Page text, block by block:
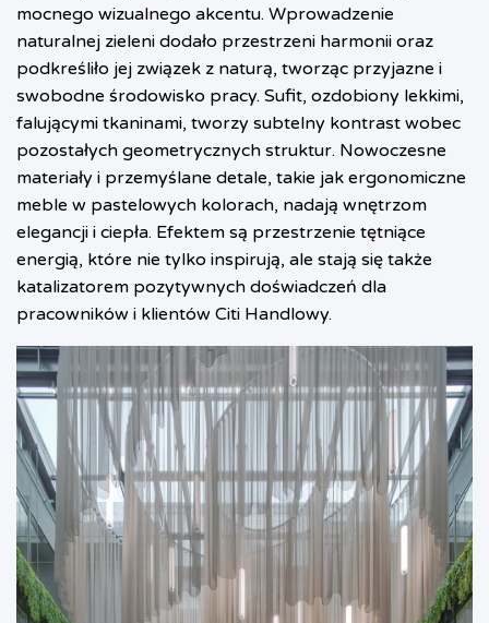
mocnego wizualnego akcentu. Wprowadzenie
naturalnej zieleni dodało przestrzeni harmonii oraz
podkreśliło jej związek z naturą, tworząc przyjazne i
swobodne środowisko pracy. Sufit, ozdobiony lekkimi,
falującymi tkaninami, tworzy subtelny kontrast wobec
pozostałych geometrycznych struktur. Nowoczesne
materiały i przemyślane detale, takie jak ergonomiczne
meble w pastelowych kolorach, nadają wnętrzom
elegancji i ciepła. Efektem są przestrzenie tętniące
energią, które nie tylko inspirują, ale stają się także
katalizatorem pozytywnych doświadczeń dla
pracowników i klientów Citi Handlowy.